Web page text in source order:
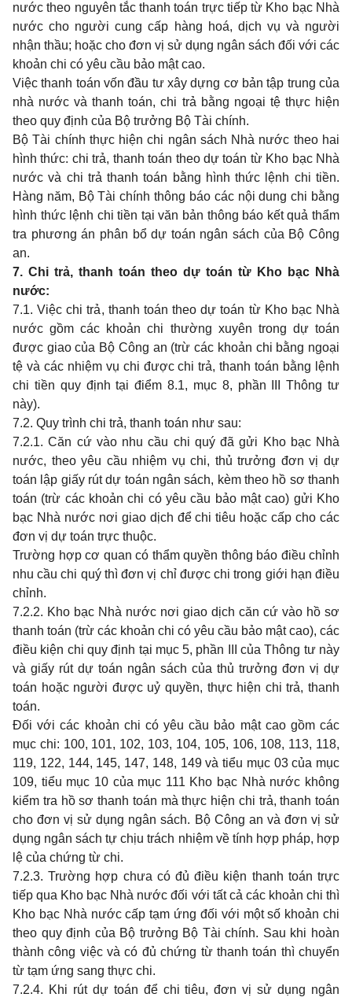
nước theo nguyên tắc thanh toán trực tiếp từ Kho bạc Nhà
nước cho người cung cấp hàng hoá, dịch vụ và người
nhận thầu; hoặc cho đơn vị sử dụng ngân sách đối với các
khoản chi có yêu cầu bảo mật cao.
Việc thanh toán vốn đầu tư xây dựng cơ bản tập trung của
nhà nước và thanh toán, chi trả bằng ngoại tệ thực hiện
theo quy định của Bộ trưởng Bộ Tài chính.
Bộ Tài chính thực hiện chi ngân sách Nhà nước theo hai
hình thức: chi trả, thanh toán theo dự toán từ Kho bạc Nhà
nước và chi trả thanh toán bằng hình thức lệnh chi tiền.
Hàng năm, Bộ Tài chính thông báo các nội dung chi bằng
hình thức lệnh chi tiền tại văn bản thông báo kết quả thẩm
tra phương án phân bổ dự toán ngân sách của Bộ Công
an.
7. Chi trả, thanh toán theo dự toán từ Kho bạc Nhà
nước:
7.1. Việc chi trả, thanh toán theo dự toán từ Kho bạc Nhà
nước gồm các khoản chi thường xuyên trong dự toán
được giao của Bộ Công an (trừ các khoản chi bằng ngoại
tệ và các nhiệm vụ chi được chi trả, thanh toán bằng lệnh
chi tiền quy định tại điểm 8.1, mục 8, phần III Thông tư
này).
7.2. Quy trình chi trả, thanh toán như sau:
7.2.1. Căn cứ vào nhu cầu chi quý đã gửi Kho bạc Nhà
nước, theo yêu cầu nhiệm vụ chi, thủ trưởng đơn vị dự
toán lập giấy rút dự toán ngân sách, kèm theo hồ sơ thanh
toán (trừ các khoản chi có yêu cầu bảo mật cao) gửi Kho
bạc Nhà nước nơi giao dịch để chi tiêu hoặc cấp cho các
đơn vị dự toán trực thuộc.
Trường hợp cơ quan có thẩm quyền thông báo điều chỉnh
nhu cầu chi quý thì đơn vị chỉ được chi trong giới hạn điều
chỉnh.
7.2.2. Kho bạc Nhà nước nơi giao dịch căn cứ vào hồ sơ
thanh toán (trừ các khoản chi có yêu cầu bảo mật cao), các
điều kiện chi quy định tại mục 5, phần III của Thông tư này
và giấy rút dự toán ngân sách của thủ trưởng đơn vị dự
toán hoặc người được uỷ quyền, thực hiện chi trả, thanh
toán.
Đối với các khoản chi có yêu cầu bảo mật cao gồm các
mục chi: 100, 101, 102, 103, 104, 105, 106, 108, 113, 118,
119, 122, 144, 145, 147, 148, 149 và tiểu mục 03 của mục
109, tiểu mục 10 của mục 111 Kho bạc Nhà nước không
kiểm tra hồ sơ thanh toán mà thực hiện chi trả, thanh toán
cho đơn vị sử dụng ngân sách. Bộ Công an và đơn vị sử
dụng ngân sách tự chịu trách nhiệm về tính hợp pháp, hợp
lệ của chứng từ chi.
7.2.3. Trường hợp chưa có đủ điều kiện thanh toán trực
tiếp qua Kho bạc Nhà nước đối với tất cả các khoản chi thì
Kho bạc Nhà nước cấp tạm ứng đối với một số khoản chi
theo quy định của Bộ trưởng Bộ Tài chính. Sau khi hoàn
thành công việc và có đủ chứng từ thanh toán thì chuyển
từ tạm ứng sang thực chi.
7.2.4. Khi rút dự toán để chi tiêu, đơn vị sử dụng ngân